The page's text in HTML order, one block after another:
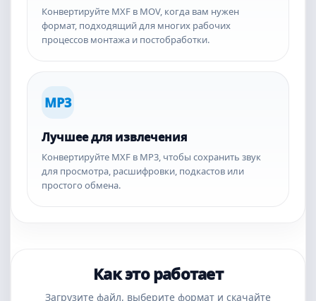
Конвертируйте MXF в MOV, когда вам нужен
формат, подходящий для многих рабочих
процессов монтажа и постобработки.
MP3
Лучшее для извлечения
Конвертируйте MXF в MP3, чтобы сохранить звук
для просмотра, расшифровки, подкастов или
простого обмена.
Как это работает
Загрузите файл, выберите формат и скачайте